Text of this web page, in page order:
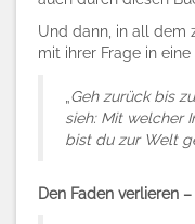
Und dann, in all dem
mit ihrer Frage in eine
Geh zurück bis
sieh: Mit welcher
bist du zur Welt
Den Faden verlieren